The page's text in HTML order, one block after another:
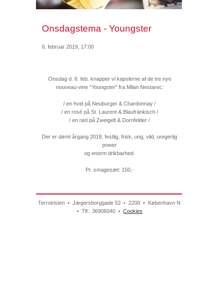
Onsdagstema - Youngster
6. februar 2019, 17:00
Onsdag d. 6. feb. knapper vi kapslerne af de tre nye
nouveau-vine “Youngster" fra Milan Nestarec:
/ en hvid på Neuburger & Chardonnay /
/ en rosé på St. Laurent & Blaufränkisch /
/ en rød på Zweigelt & Dornfelder /
Der er dømt årgang 2018, festlig, frisk, ung, vild, uregerlig
power
og enorm drikbarhed.
Pr. smagesæt: 150,-
Terroiristen • Jægersborggade 52 • 2200 • København N
• Tlf.: 36906040 • Cookies